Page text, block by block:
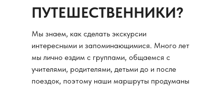
ПУТЕШЕСТВЕННИКИ?
Мы знаем, как сделать экскурсии
интересными и запоминающимися. Много лет
мы лично ездим с группами, общаемся с
учителями, родителями, детьми до и после
поездок, поэтому наши маршруты продуманы